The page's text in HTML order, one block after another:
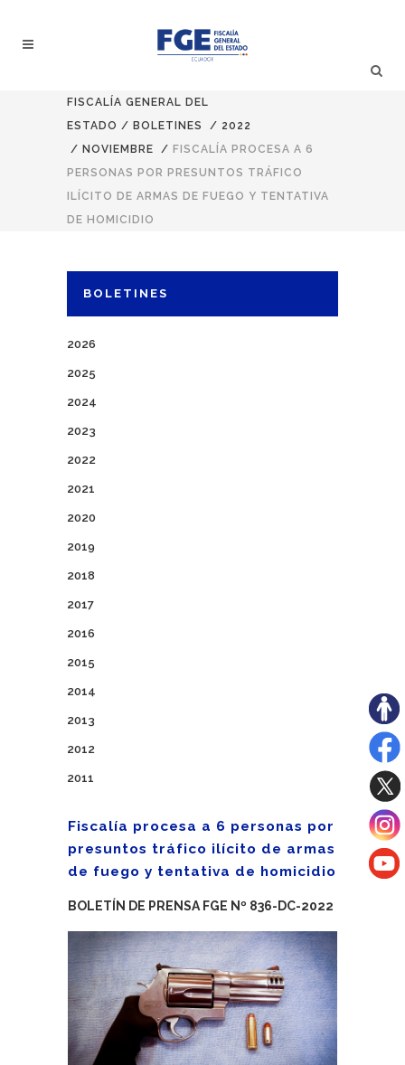
FISCALÍA GENERAL DEL
ESTADO / BOLETINES / 2022
/ NOVIEMBRE / FISCALÍA PROCESA A 6
PERSONAS POR PRESUNTOS TRÁFICO
ILÍCITO DE ARMAS DE FUEGO Y TENTATIVA
DE HOMICIDIO
BOLETINES
2026
2025
2024
2023
2022
2021
2020
2019
2018
2017
2016
2015
2014
2013
2012
2011
Fiscalía procesa a 6 personas por
presuntos tráfico ilícito de armas
de fuego y tentativa de homicidio
BOLETÍN DE PRENSA FGE Nº 836-DC-2022